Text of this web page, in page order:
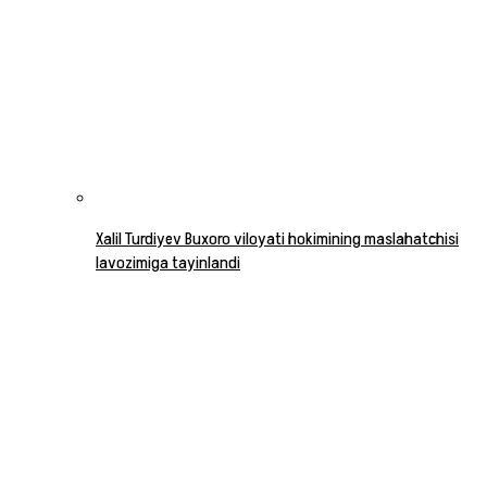
Xalil Turdiyev Buxoro viloyati hokimining maslahatchisi
lavozimiga tayinlandi